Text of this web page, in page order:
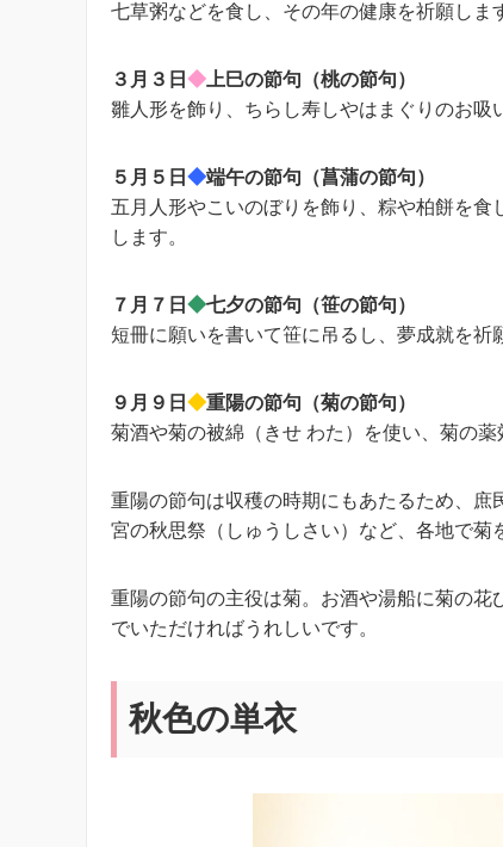
七草粥などを食し、その年の健康を祈願しま
３月３日 ◆ 上巳の節句（桃の節句）
雛人形を飾り、ちらし寿しやはまぐりのお吸
５月５日 ◆端午の節句（菖蒲の節句）
五月人形やこいのぼりを飾り、粽や柏餅を
します。
７月７日 ◆七夕の節句（笹の節句）
短冊に願いを書いて笹に吊るし、夢成就を祈
９月９日 ◆重陽の節句（菊の節句）
菊酒や菊の被綿（きせ わた）を使い、菊の
重陽の節句は収穫の時期にもあたるため、
宮の秋思祭（しゅうしさい）など、各地で菊
重陽の節句の主役は菊。お酒や湯船に菊の
でいただければうれしいです。
秋色の単衣